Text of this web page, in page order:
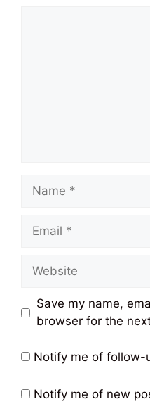
Name
Email
Website
Save my name,
browser for the
Notify me of follow-
Notify me of new